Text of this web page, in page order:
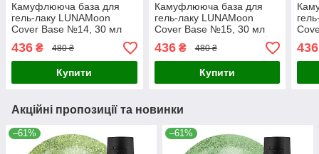
Камуфлююча база для
гель-лаку LUNAMoon
Cover Base №14, 30 мл
436 ₴ 480 ₴
Купити
Камуфлююча база для
гель-лаку LUNAMoon
Cover Base №15, 30 мл
436₴ 480 ₴
Купити
436
Акційні пропозиції та новинки
–61% –61%